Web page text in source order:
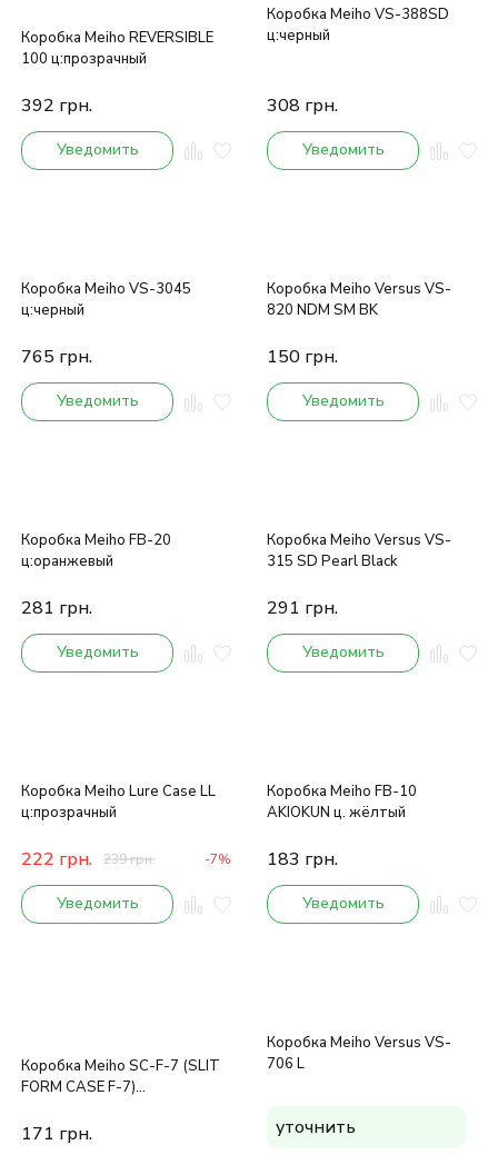
Коробка Meiho REVERSIBLE
100 ц:прозрачный
392 грн.
Уведомить
Коробка Meiho VS-388SD
ц:черный
308 грн.
Уведомить
Коробка Meiho VS-3045
ц:черный
765 грн.
Уведомить
Коробка Meiho Versus VS-
820 NDM SM BK
150 грн.
Уведомить
Коробка Meiho FB-20
ц:оранжевый
281 грн.
Уведомить
Коробка Meiho Versus VS-
315 SD Pearl Black
291 грн.
Уведомить
Коробка Meiho Lure Case LL
ц:прозрачный
222 грн. 239грн. -7%
Уведомить
Коробка Meiho FB-10
AKIOKUN ц. жёлтый
183 грн.
Уведомить
Коробка Meiho SC-F-7 (SLIT
FORM CASE F-7)
171 грн.
Коробка Meiho Versus VS-
706 L
уточнить